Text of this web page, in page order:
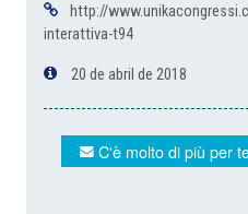
http://
interattiva-t94
20 de abril de 2018
C'è molto di più per